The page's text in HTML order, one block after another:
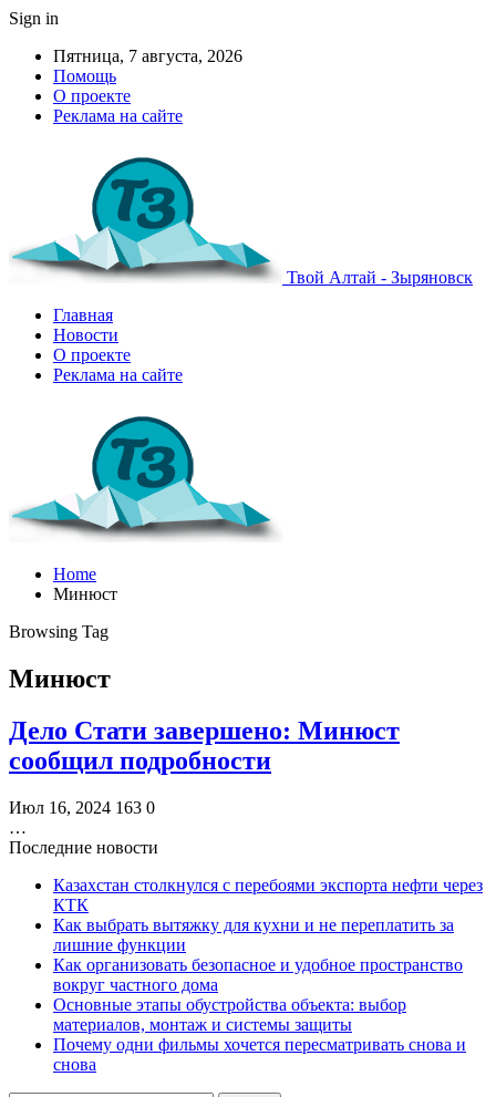
Sign in
Пятница, 7 августа, 2026
Помощь
О проекте
Реклама на сайте
Твой Алтай - Зыряновск
Главная
Новости
О проекте
Реклама на сайте
Home
Минюст
Browsing Tag
Минюст
Дело Стати завершено: Минюст
сообщил подробности
Июл 16, 2024 163 0
…
Последние новости
Казахстан столкнулся с перебоями экспорта нефти через
КТК
Как выбрать вытяжку для кухни и не переплатить за
лишние функции
Как организовать безопасное и удобное пространство
вокруг частного дома
Основные этапы обустройства объекта: выбор
материалов, монтаж и системы защиты
Почему одни фильмы хочется пересматривать снова и
снова